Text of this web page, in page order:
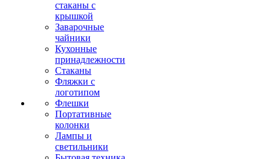
стаканы с
крышкой
Заварочные
чайники
Кухонные
принадлежности
Стаканы
Фляжки с
логотипом
Флешки
Портативные
колонки
Лампы и
светильники